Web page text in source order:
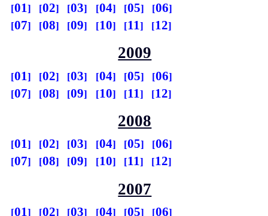
01 02 03 04 05
06
07
08 09 10 11 12
2009
01 02 03 04 05
06
07
08 09 10 11 12
2008
01 02 03 04 05
06
07
08 09 10 11 12
2007
01 02 03 04 05
06